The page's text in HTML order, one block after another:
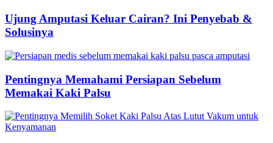
Ujung Amputasi Keluar Cairan? Ini Penyebab &
Solusinya
Pentingnya Memahami Persiapan Sebelum
Memakai Kaki Palsu